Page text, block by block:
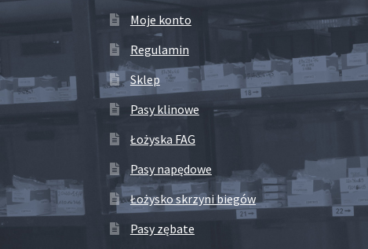
Moje konto
Regulamin
Sklep
Pasy klinowe
Łożyska FAG
Pasy napędowe
Łożysko skrzyni biegów
Pasy zębate